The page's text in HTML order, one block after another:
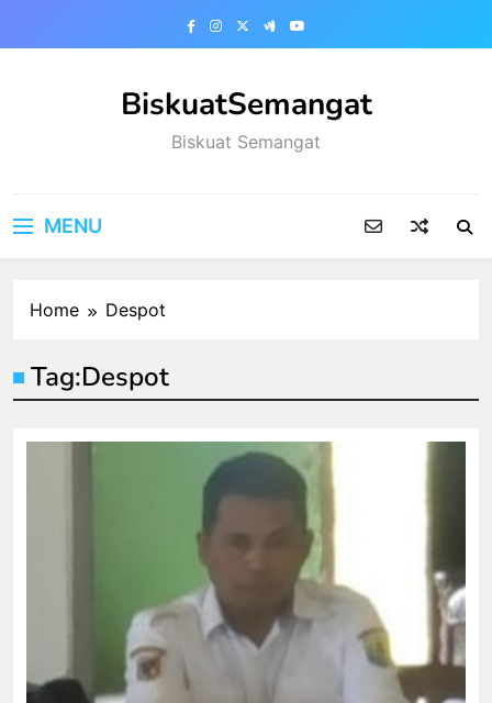
BiskuatSemangat
Biskuat Semangat
MENU
Home Despot
Tag:Despot